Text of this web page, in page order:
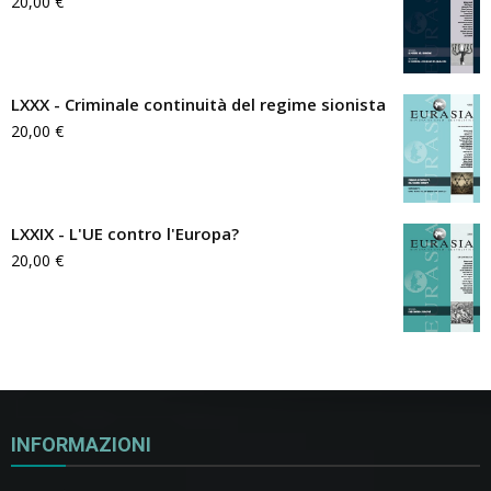
LXXX - Criminale continuità del regime sionista
20,00 €
LXXIX - L'UE contro l'Europa?
20,00 €
INFORMAZIONI